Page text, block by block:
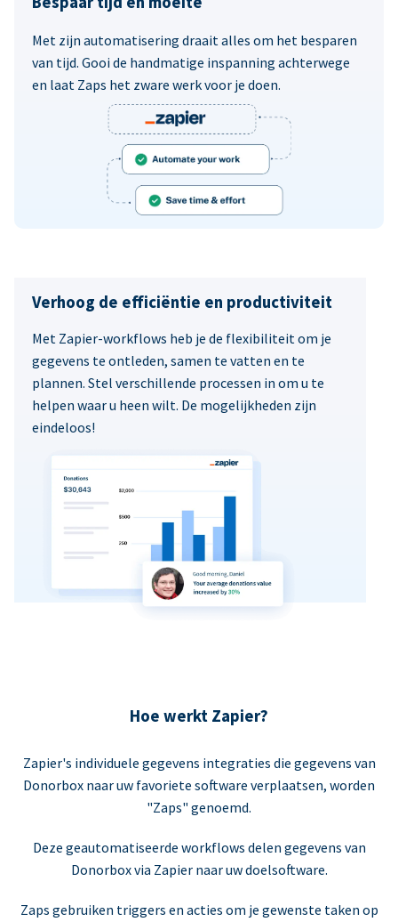
Met zijn automatisering draait alles om het besparen
van tijd. Gooi de handmatige inspanning achterwege
en laat Zaps het zware werk voor je doen.
Verhoog de efficiëntie en productiviteit
Met Zapier-workflows heb je de flexibiliteit om je
gegevens te ontleden, samen te vatten en te
plannen. Stel verschillende processen in om u te
helpen waar u heen wilt. De mogelijkheden zijn
eindeloos!
Hoe werkt Zapier?
Zapier's individuele gegevens integraties die gegevens van
Donorbox naar uw favoriete software verplaatsen, worden
"Zaps" genoemd.
Deze geautomatiseerde workflows delen gegevens van
Donorbox via Zapier naar uw doelsoftware.
Zaps gebruiken triggers en acties om je gewenste taken op